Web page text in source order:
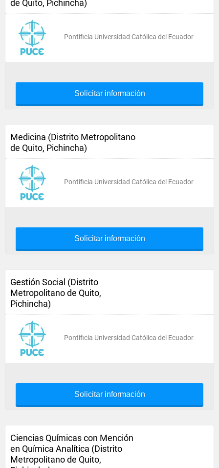
de Quito, Pichincha)
Pontificia Universidad Católica del Ecuador
Solicitar información
Medicina (Distrito Metropolitano
de Quito, Pichincha)
Pontificia Universidad Católica del Ecuador
Solicitar información
Gestión Social (Distrito
Metropolitano de Quito,
Pichincha)
Pontificia Universidad Católica del Ecuador
Solicitar información
Ciencias Químicas con Mención
en Química Analítica (Distrito
Metropolitano de Quito,